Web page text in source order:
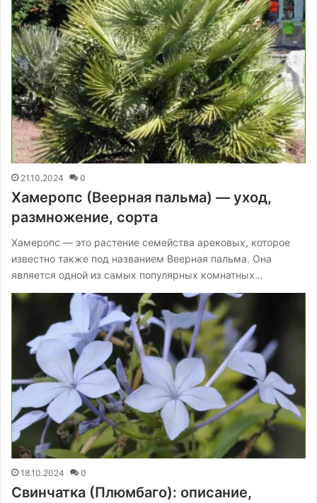
21.10.2024 0
Хамеропс (Веерная пальма) — уход,
размножение, сорта
Хамеропс — это растение семейства арековых, которое
известно также под названием Веерная пальма. Она
является одной из самых популярных комнатных…
18.10.2024 0
Свинчатка (Плюмбаго): описание,